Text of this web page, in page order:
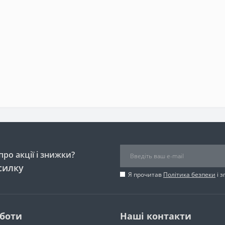
акції і знижки?
Я прочитав Політика безпеки і
Наші контакти